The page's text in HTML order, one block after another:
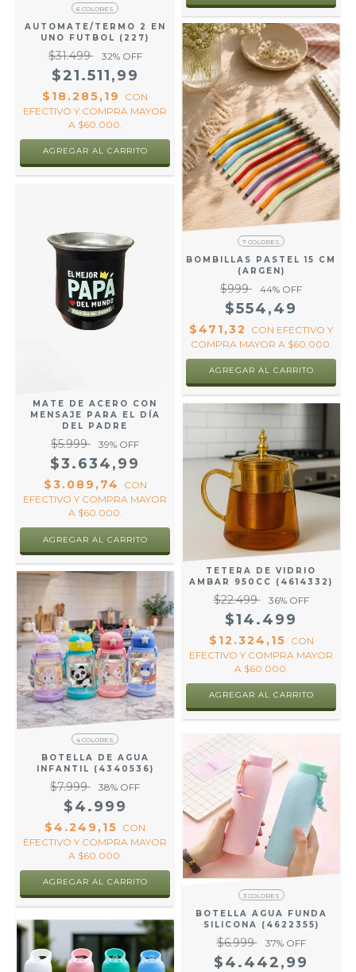
6 COLORES
AUTOMATE/TERMO 2 EN
UNO FUTBOL (227)
$31.499 32% OFF
$21.511,99
$18.285,19
CON
EFECTIVO Y COMPRA MAYOR
A $60.000.
AGREGAR AL CARRITO
7 COLORES
BOMBILLAS PASTEL 15 CM
(ARGEN)
$999 44% OFF
$554,49
$471,32 CON EFECTIVO Y
COMPRA MAYOR A $60.000.
AGREGAR AL CARRITO
MATE DE ACERO CON
MENSAJE PARA EL DÍA
DEL PADRE
$5.999 39% OFF
$3.634,99
$3.089,74
CON
EFECTIVO Y COMPRA MAYOR
A $60.000.
TETERA DE VIDRIO
AMBAR 950CC (4614332)
$22.499 36% OFF
$14.499
$12.324,15 CON
EFECTIVO Y COMPRA MAYOR
A $60.000.
4 COLORES
BOTELLA DE AGUA
INFANTIL (4340536)
$7.999 38% OFF
$4.999
$4.249,15 CON
EFECTIVO Y COMPRA MAYOR
A $60.000.
AGREGAR AL CARRITO
3 COLORES
BOTELLA AGUA FUNDA
SILICONA (4622355)
$6.999 37% OFF
$4.442,99